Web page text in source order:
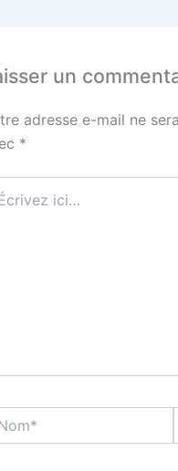
un
adresse e-mail ne
*